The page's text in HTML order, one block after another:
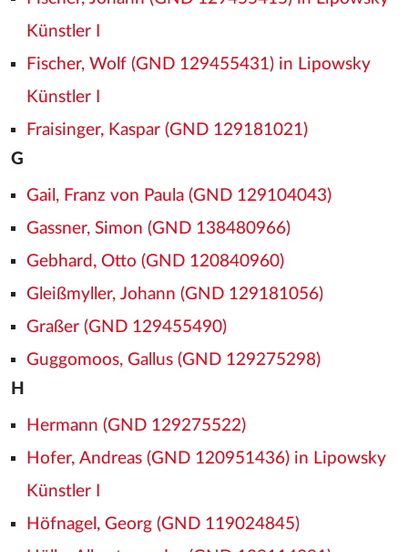
Künstler I
Fischer, Wolf (GND 129455431) in Lipowsky
Künstler I
Fraisinger, Kaspar (GND 129181021)
G
Gail, Franz von Paula (GND 129104043)
Gassner, Simon (GND 138480966)
Gebhard, Otto (GND 120840960)
Gleißmyller, Johann (GND 129181056)
Graßer (GND 129455490)
Guggomoos, Gallus (GND 129275298)
H
Hermann (GND 129275522)
Hofer, Andreas (GND 120951436) in Lipowsky
Künstler I
Höfnagel, Georg (GND 119024845)